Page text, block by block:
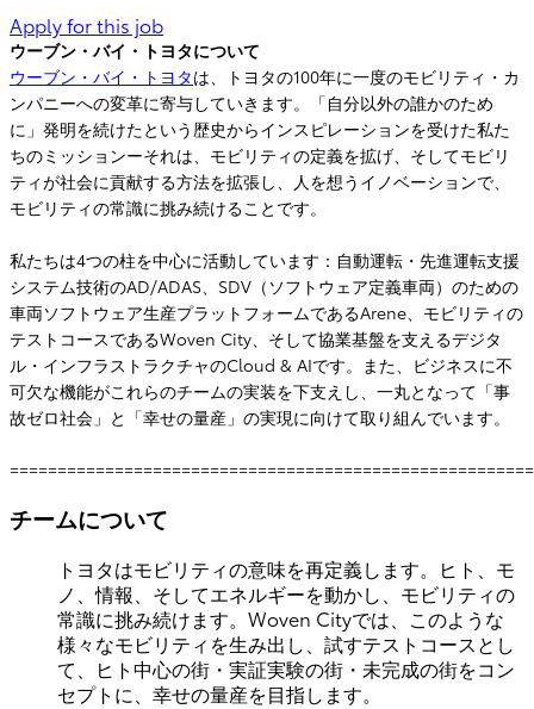
Apply for this job
ウーブン・バイ・トヨタについて
ウーブン・バイ・トヨタは、トヨタの100年に一度のモビリティ・カ
ンパニーへの変革に寄与していきます。「自分以外の誰かのため
に」発明を続けたという歴史からインスピレーションを受けた私た
ちのミッションーそれは、モビリティの定義を拡げ、そしてモビリ
ティが社会に貢献する方法を拡張し、人を想うイノベーションで、
モビリティの常識に挑み続けることです。
私たちは4つの柱を中心に活動しています：自動運転・先進運転支援
システム技術のAD/ADAS、SDV（ソフトウェア定義車両）のための
車両ソフトウェア生産プラットフォームであるArene、モビリティの
テストコースであるWoven City、そして協業基盤を支えるデジタ
ル・インフラストラクチャのCloud & AIです。また、ビジネスに不
可欠な機能がこれらのチームの実装を下支えし、一丸となって「事
故ゼロ社会」と「幸せの量産」の実現に向けて取り組んでいます。
チームについて
トヨタはモビリティの意味を再定義します。ヒト、モ
ノ、情報、そしてエネルギーを動かし、モビリティの
常識に挑み続けます。Woven Cityでは、このような
様々なモビリティを生み出し、試すテストコースとし
て、ヒト中心の街・実証実験の街・未完成の街をコン
セプトに、幸せの量産を目指します。